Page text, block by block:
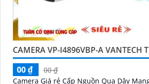
CAMERA VP-I4896VBP-A VANTECH
00 ₫
00 ₫
Camera Giá rẻ Cấp Nguồn Qua Dây